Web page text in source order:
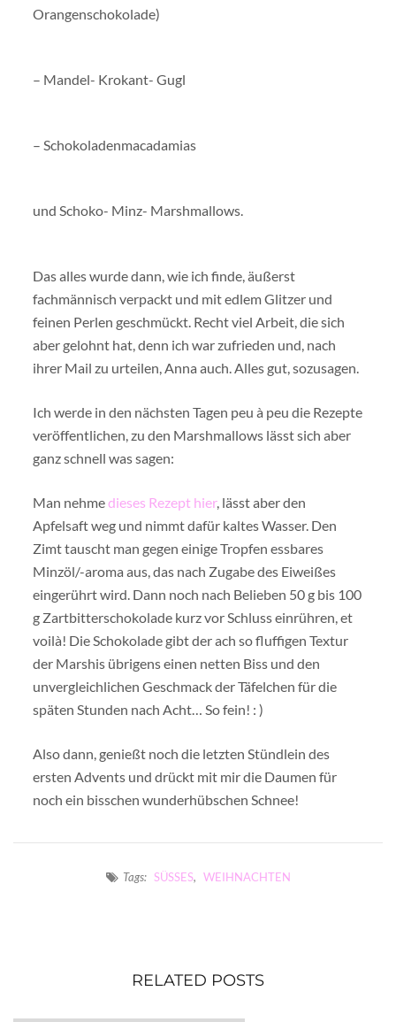
Orangenschokolade)
– Mandel- Krokant- Gugl
– Schokoladenmacadamias
und Schoko- Minz- Marshmallows.
Das alles wurde dann, wie ich finde, äußerst
fachmännisch verpackt und mit edlem Glitzer und
feinen Perlen geschmückt. Recht viel Arbeit, die sich
aber gelohnt hat, denn ich war zufrieden und, nach
ihrer Mail zu urteilen, Anna auch. Alles gut, sozusagen.
Ich werde in den nächsten Tagen peu à peu die Rezepte
veröffentlichen, zu den Marshmallows lässt sich aber
ganz schnell was sagen:
Man nehmedieses Rezept hier, lässt aber den
Apfelsaft weg und nimmt dafür kaltes Wasser. Den
Zimt tauscht man gegen einige Tropfen essbares
Minzöl/-aroma aus, das nach Zugabe des Eiweißes
eingerührt wird. Dann noch nach Belieben 50 g bis 100
g Zartbitterschokolade kurz vor Schluss einrühren, et
voilà! Die Schokolade gibt der ach so fluffigen Textur
der Marshis übrigens einen netten Biss und den
unvergleichlichen Geschmack der Täfelchen für die
späten Stunden nach Acht… So fein! : )
Also dann, genießt noch die letzten Stündlein des
ersten Advents und drückt mit mir die Daumen für
noch ein bisschen wunderhübschen Schnee!
Tags: SÜSSES , WEIHNACHTEN
RELATED POSTS